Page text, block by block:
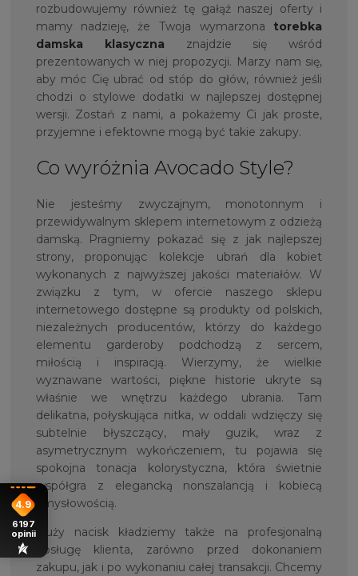
rozbudowujemy również tę gałąź naszej oferty i
mamy nadzieję, że Twoja wymarzona torebka
damska klasyczna znajdzie się wśród
prezentowanych w niej propozycji. Marzy nam się,
aby móc Cię ubrać od stóp do głów, również jeśli
chodzi o stylowe dodatki w najlepszej dostępnej
wersji. Zostań z nami, a pokażemy Ci jak proste,
przyjemne i efektowne mogą być takie zakupy.
Co wyróżnia Avocado Style?
Nie jesteśmy zwyczajnym, monotonnym i
przewidywalnym sklepem internetowym z odzieżą
damską. Pragniemy pokazać się z jak najlepszej
strony, proponując kolekcje ubrań dla kobiet
wykonanych z najwyższej jakości materiałów. W
związku z tym, w ofercie naszego sklepu
internetowego dostępne są produkty od polskich,
niezależnych producentów, którzy do każdego
elementu garderoby podchodzą z sercem,
miłością i inspiracją. Wierzymy, że wielkie
wyznawane wartości, piękne historie ukryte są
właśnie we wnętrzu każdego ubrania. Tam
delikatna, połyskująca nitka, w oddali wdzięczy się
subtelnie błyszczący, mały guzik, wraz z
asymetrycznym wykończeniem, tu pojawia się
spokojna tonacja kolorystyczna, która świetnie
współgra z elegancką nonszalancją i kobiecą
zmysłowością.
Duży nacisk kładziemy także na profesjonalną
obsługę klienta, zarówno przed dokonaniem
zakupu, jak i po wykonaniu całej transakcji. Chcemy
4.9
6197
opinii